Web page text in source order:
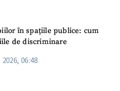
în spațiile publice: cum
de discriminare
06:48